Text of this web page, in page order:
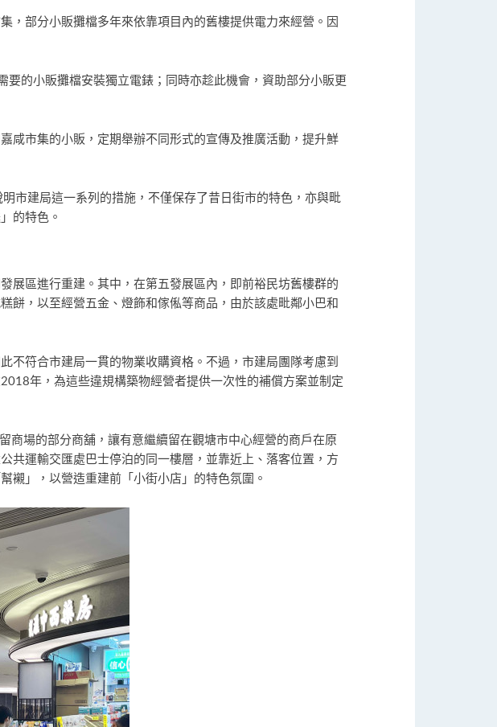
，部分小販攤檔多年來依靠項目內的舊樓提供電力來經營。因
的小販攤檔安裝獨立電錶；同時亦趁此機會，資助部分小販更
咸市集的小販，定期舉辦不同形式的宣傳及推廣活動，提升鮮
市建局這一系列的措施，不僅保存了昔日街市的特色，亦與毗
的特色。
展區進行重建。其中，在第五發展區內，即前裕民坊舊樓群的
餅，以至經營五金、燈飾和傢俬等商品，由於該處毗鄰小巴和
不符合市建局一貫的物業收購資格。不過，市建局團隊考慮到
年，為這些違規構築物經營者提供一次性的補償方案並制定
商場的部分商舖，讓有意繼續留在觀塘市中心經營的商戶在原
共運輸交匯處巴士停泊的同一樓層，並靠近上、落客位置，方
襯」，以營造重建前「小街小店」的特色氛圍。